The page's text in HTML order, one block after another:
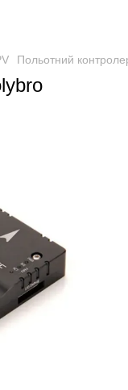
Польотний